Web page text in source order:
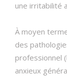
une irritabilité
À moyen
des
professionnel
anxieux